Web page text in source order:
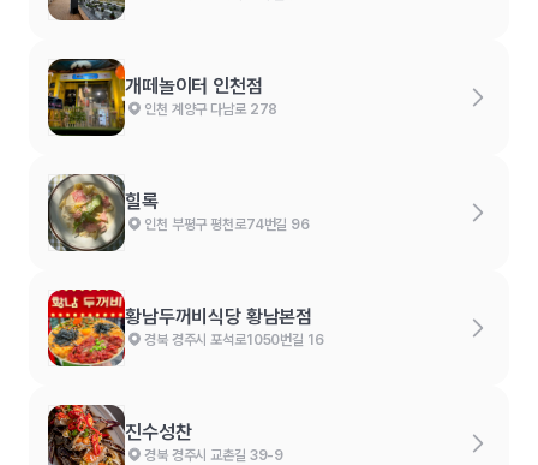
개떼놀이터 인천점
인천 계양구 다남로 278
힐록
인천 부평구 평천로74번길 96
황남두꺼비식당 황남본점
경북 경주시 포석로1050번길 16
진수성찬
경북 경주시 교촌길 39-9